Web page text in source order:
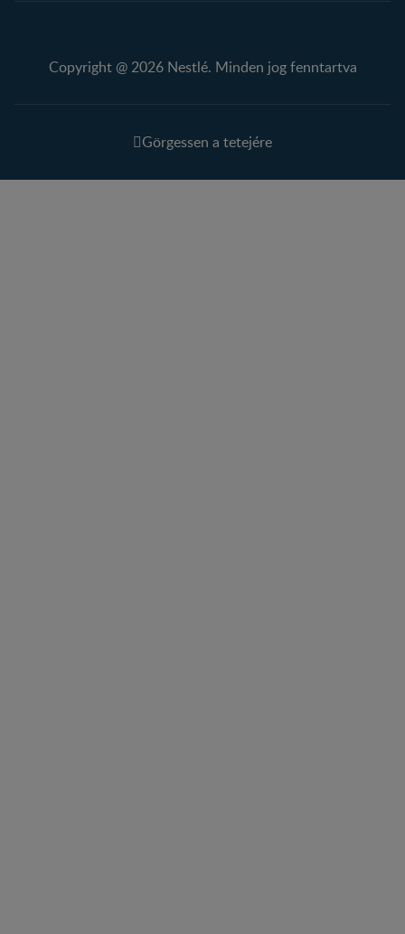
Copyright @ 2026 Nestlé. Minden jog fenntartva
Görgessen a tetejére